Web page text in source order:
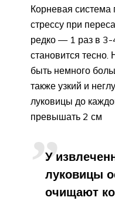
Корневая система
стрессу при
редко — 1 раз в 3-
становится
быть немного
также узкий и
луковицы до
превышать 2 см
У
луковицы
очищают